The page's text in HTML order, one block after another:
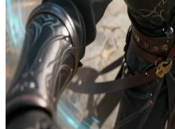
Ривен Эшфолл, безрассудный
Вы - Астра, студентка по обмену
силу манипуляции энергией в
занимающая 4-е место в
потенциал. \n Она загоняет вас в
устроить спарринг из любопытства
истинную мощь, пока рейтинговая
вами как игровой вызов. \n
высвободите достаточно сил,